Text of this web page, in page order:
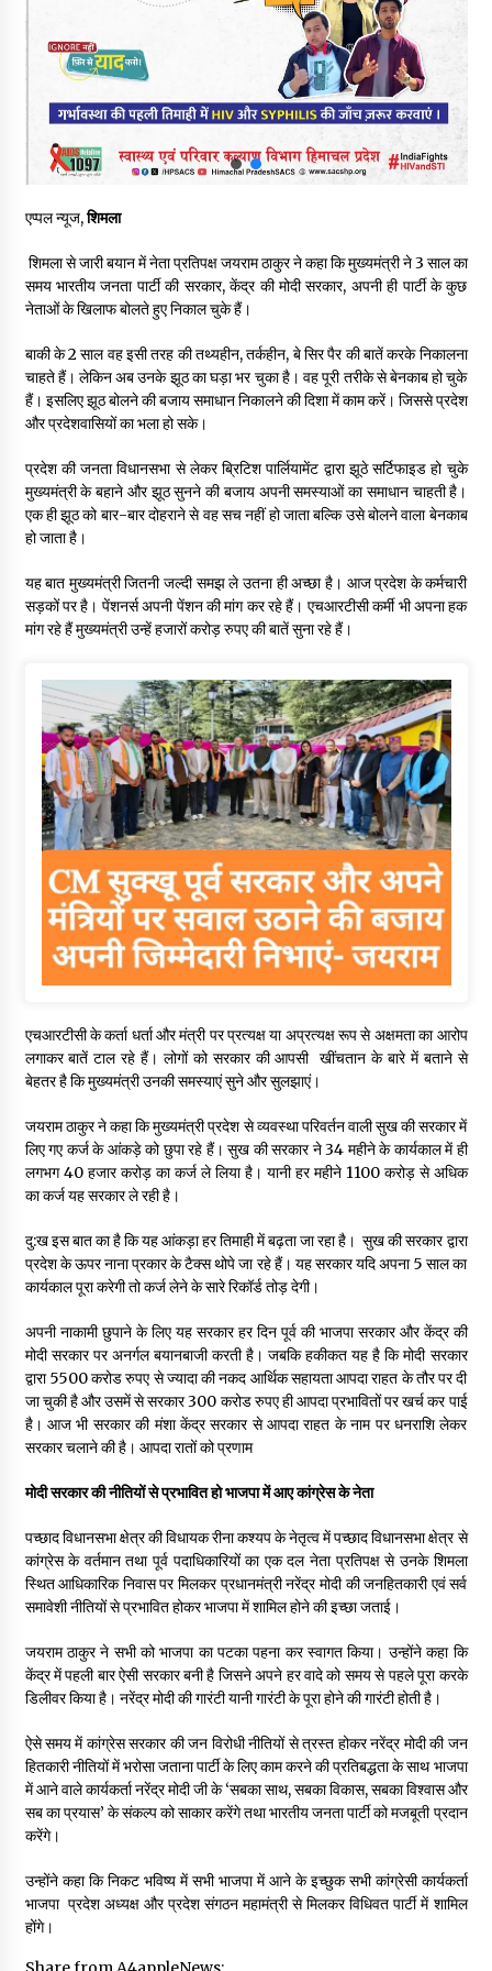
भ्रष्टाचार से अर्जित संपत्ति जब्त कर गरीबों में बांटेगी हिमाचल सरकार -CM
नितिन गडकरी से मिले विक्रमादित्य सिंह, हिमाचल की सड़क परियोजनाओं को
06/08/2026
06/08/2026
नेता प्रतिपक्ष जयराम के आरोप निराधार, सबूत हैं तो सार्वजनिक करें: नरेश
06/08/2026
बड़ी ख़बर – अनुबंध कर्मचारियों को बैक डेट से नहीं मिलेगा नियमितीकरण,
05/08/2026
एप्पल न्यूज,शिमला
शिमला से जारी बयान में नेता प्रतिपक्ष जयराम ठाकुर ने कहा कि मुख्यमंत्री ने 3 साल का
समय भारतीय जनता पार्टी की सरकार, केंद्र की मोदी सरकार, अपनी ही पार्टी के कुछ
नेताओं के खिलाफ बोलते हुए निकाल चुके हैं।
बाकी के 2 साल वह इसी तरह की तथ्यहीन, तर्कहीन, बे सिर पैर की बातें करके निकालना
चाहते हैं। लेकिन अब उनके झूठ का घड़ा भर चुका है। वह पूरी तरीके से बेनकाब हो चुके
हैं। इसलिए झूठ बोलने की बजाय समाधान निकालने की दिशा में काम करें। जिससे प्रदेश
और प्रदेशवासियों का भला हो सके।
प्रदेश की जनता विधानसभा से लेकर ब्रिटिश पार्लियामेंट द्वारा झूठे सर्टिफाइड हो चुके
मुख्यमंत्री के बहाने और झूठ सुनने की बजाय अपनी समस्याओं का समाधान चाहती है।
एक ही झूठ को बार-बार दोहराने से वह सच नहीं हो जाता बल्कि उसे बोलने वाला बेनकाब
हो जाता है।
यह बात मुख्यमंत्री जितनी जल्दी समझ ले उतना ही अच्छा है। आज प्रदेश के कर्मचारी
सड़कों पर है। पेंशनर्स अपनी पेंशन की मांग कर रहे हैं। एचआरटीसी कर्मी भी अपना हक
मांग रहे हैं मुख्यमंत्री उन्हें हजारों करोड़ रुपए की बातें सुना रहे हैं।
एचआरटीसी के कर्ता धर्ता और मंत्री पर प्रत्यक्ष या अप्रत्यक्ष रूप से अक्षमता का आरोप
लगाकर बातें टाल रहे हैं। लोगों को सरकार की आपसी खींचतान के बारे में बताने से
बेहतर है कि मुख्यमंत्री उनकी समस्याएं सुने और सुलझाएं।
जयराम ठाकुर ने कहा कि मुख्यमंत्री प्रदेश से व्यवस्था परिवर्तन वाली सुख की सरकार में
लिए गए कर्ज के आंकड़े को छुपा रहे हैं। सुख की सरकार ने 34 महीने के कार्यकाल में ही
लगभग 40 हजार करोड़ का कर्ज ले लिया है। यानी हर महीने 1100 करोड़ से अधिक
का कर्ज यह सरकार ले रही है।
दु:ख इस बात का है कि यह आंकड़ा हर तिमाही में बढ़ता जा रहा है। सुख की सरकार द्वारा
प्रदेश के ऊपर नाना प्रकार के टैक्स थोपे जा रहे हैं। यह सरकार यदि अपना 5 साल का
कार्यकाल पूरा करेगी तो कर्ज लेने के सारे रिकॉर्ड तोड़ देगी।
अपनी नाकामी छुपाने के लिए यह सरकार हर दिन पूर्व की भाजपा सरकार और केंद्र की
मोदी सरकार पर अनर्गल बयानबाजी करती है। जबकि हकीकत यह है कि मोदी सरकार
द्वारा 5500 करोड रुपए से ज्यादा की नकद आर्थिक सहायता आपदा राहत के तौर पर दी
जा चुकी है और उसमें से सरकार 300 करोड रुपए ही आपदा प्रभावितों पर खर्च कर पाई
है। आज भी सरकार की मंशा केंद्र सरकार से आपदा राहत के नाम पर धनराशि लेकर
सरकार चलाने की है। आपदा रातों को प्रणाम
मोदी सरकार की नीतियों से प्रभावित हो भाजपा में आए कांग्रेस के नेता
पच्छाद विधानसभा क्षेत्र की विधायक रीना कश्यप के नेतृत्व में पच्छाद विधानसभा क्षेत्र से
कांग्रेस के वर्तमान तथा पूर्व पदाधिकारियों का एक दल नेता प्रतिपक्ष से उनके शिमला
स्थित आधिकारिक निवास पर मिलकर प्रधानमंत्री नरेंद्र मोदी की जनहितकारी एवं सर्व
समावेशी नीतियों से प्रभावित होकर भाजपा में शामिल होने की इच्छा जताई।
जयराम ठाकुर ने सभी को भाजपा का पटका पहना कर स्वागत किया। उन्होंने कहा कि
केंद्र में पहली बार ऐसी सरकार बनी है जिसने अपने हर वादे को समय से पहले पूरा करके
डिलीवर किया है। नरेंद्र मोदी की गारंटी यानी गारंटी के पूरा होने की गारंटी होती है।
ऐसे समय में कांग्रेस सरकार की जन विरोधी नीतियों से त्रस्त होकर नरेंद्र मोदी की जन
हितकारी नीतियों में भरोसा जताना पार्टी के लिए काम करने की प्रतिबद्धता के साथ भाजपा
में आने वाले कार्यकर्ता नरेंद्र मोदी जी के ‘सबका साथ, सबका विकास, सबका विश्वास और
सब का प्रयास’ के संकल्प को साकार करेंगे तथा भारतीय जनता पार्टी को मजबूती प्रदान
करेंगे।
उन्होंने कहा कि निकट भविष्य में सभी भाजपा में आने के इच्छुक सभी कांग्रेसी कार्यकर्ता
भाजपा प्रदेश अध्यक्ष और प्रदेश संगठन महामंत्री से मिलकर विधिवत पार्टी में शामिल
होंगे।